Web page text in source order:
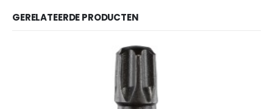
GERELATEERDE PRODUCTEN